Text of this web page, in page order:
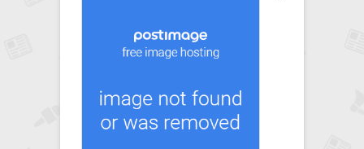
ნივთიერებები ამოიღეს,